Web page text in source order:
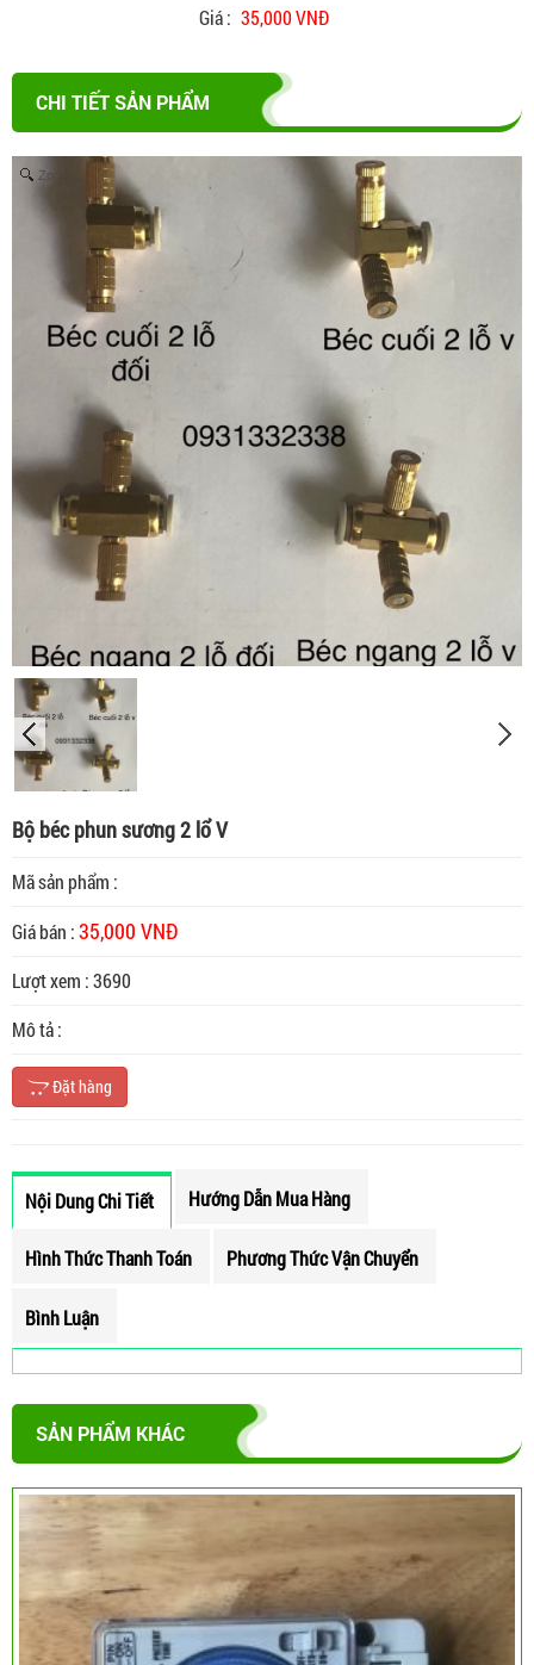
Giá : 35,000 VNĐ
CHI TIẾT SẢN PHẨM
Zoom
Bộ béc phun sương 2 lổ V
Mã sản phẩm :
Giá bán :35,000 VNĐ
Lượt xem : 3690
Mô tả :
Đặt hàng
Nội Dung Chi Tiết Hướng Dẫn Mua Hàng
Hình Thức Thanh Toán Phương Thức Vận Chuyển
Bình Luận
SẢN PHẨM KHÁC